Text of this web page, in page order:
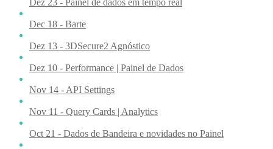
Dec 18 - Barte
Dez 13 - 3DSecure2 Agnóstico
Dez 10 - Performance | Painel de Dados
Nov 14 - API Settings
Nov 11 - Query Cards | Analytics
Oct 21 - Dados de Bandeira e novidades no Painel